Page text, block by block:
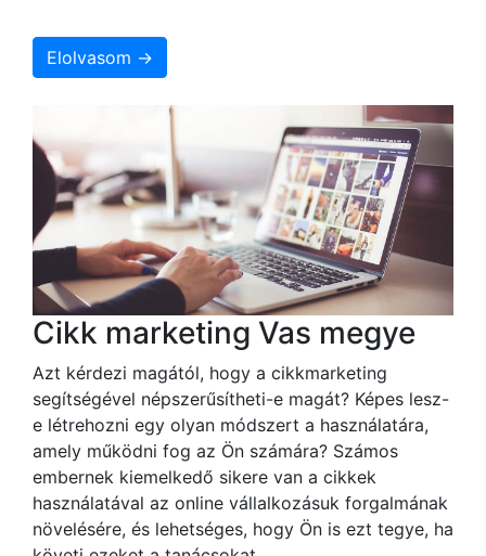
Elolvasom →
Cikk marketing Vas megye
Azt kérdezi magától, hogy a cikkmarketing
segítségével népszerűsítheti-e magát? Képes lesz-
e létrehozni egy olyan módszert a használatára,
amely működni fog az Ön számára? Számos
embernek kiemelkedő sikere van a cikkek
használatával az online vállalkozásuk forgalmának
növelésére, és lehetséges, hogy Ön is ezt tegye, ha